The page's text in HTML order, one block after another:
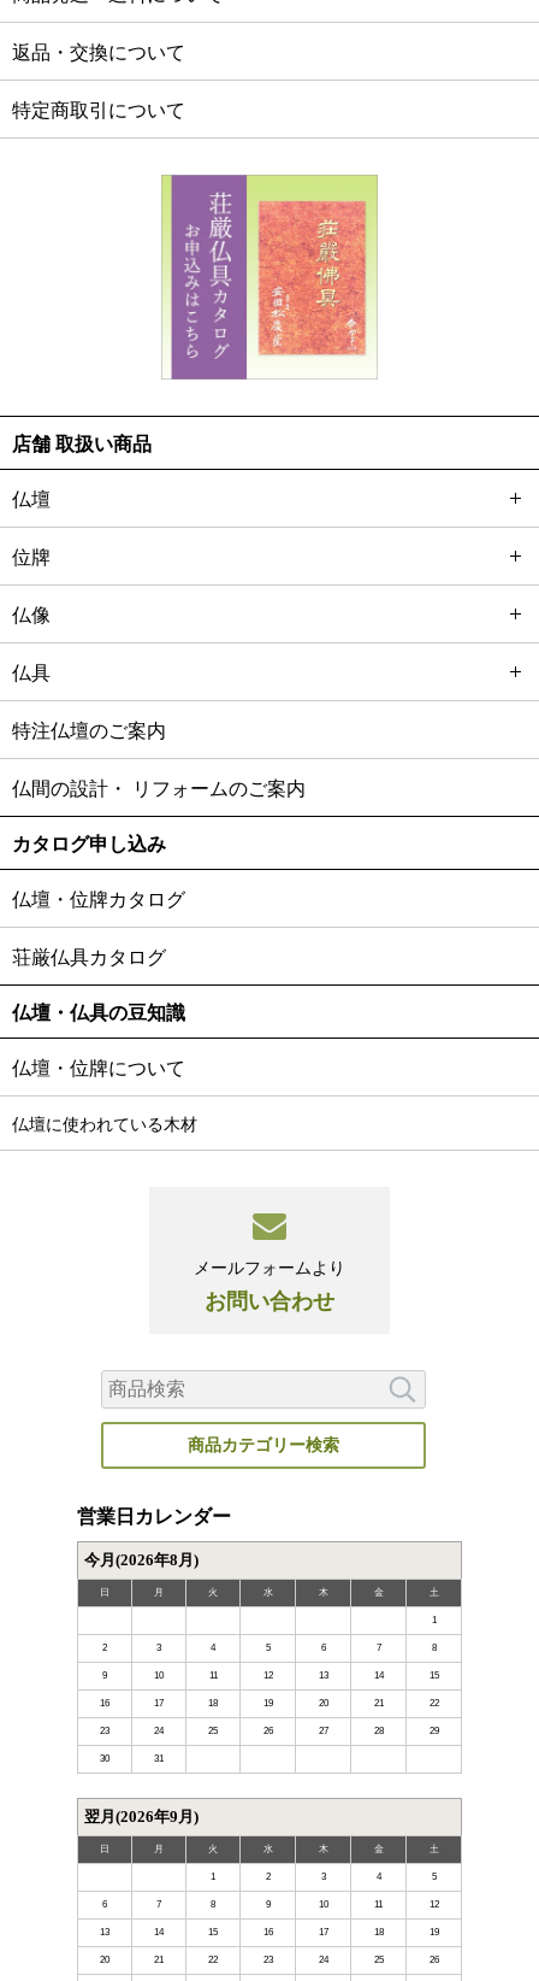
返品・交換について
特定商取引について
店舗 取扱い商品
仏壇
位牌
仏像
仏具
特注仏壇のご案内
仏間の設計・ リフォームのご案内
カタログ申し込み
仏壇・位牌カタログ
荘厳仏具カタログ
仏壇・仏具の豆知識
仏壇・位牌について
仏壇に使われている木材
メールフォームより
お問い合わせ
商品カテゴリー検索
営業日カレンダー
今月(2026年8月)
日 月 火 水 木 金 土
1
2 3 4 5 6 7 8
9 10 11 12 13 14 15
16 17 18 19 20 21 22
23 24 25 26 27 28 29
30 31
翌月(2026年9月)
日 月 火 水 木 金 土
1 2 3 4 5
6 7 8 9 10 11 12
13 14 15 16 17 18 19
20 21 22 23 24 25 26